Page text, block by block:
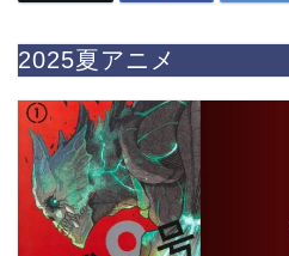
2025夏アニメ